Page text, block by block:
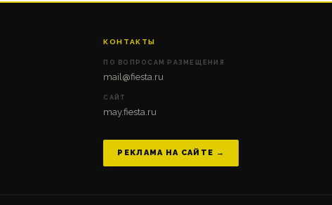
КОНТАКТЫ
ПО ВОПРОСАМ РАЗМЕЩЕНИЯ
mail@fiesta.ru
САЙТ
may.fiesta.ru
РЕКЛАМА НА САЙТЕ →